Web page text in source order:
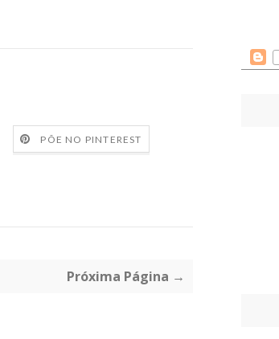
PÕE NO PINTEREST
Próxima Página →